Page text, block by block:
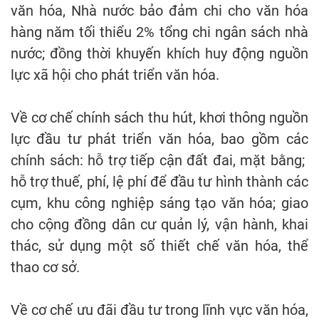
văn hóa, Nhà nước bảo đảm chi cho văn hóa
hàng năm tối thiểu 2% tổng chi ngân sách nhà
nước; đồng thời khuyến khích huy động nguồn
lực xã hội cho phát triển văn hóa.
Về cơ chế chính sách thu hút, khơi thông nguồn
lực đầu tư phát triển văn hóa, bao gồm các
chính sách: hỗ trợ tiếp cận đất đai, mặt bằng;
hỗ trợ thuế, phí, lệ phí để đầu tư hình thành các
cụm, khu công nghiệp sáng tạo văn hóa; giao
cho cộng đồng dân cư quản lý, vận hành, khai
thác, sử dụng một số thiết chế văn hóa, thể
thao cơ sở.
Về cơ chế ưu đãi đầu tư trong lĩnh vực văn hóa,